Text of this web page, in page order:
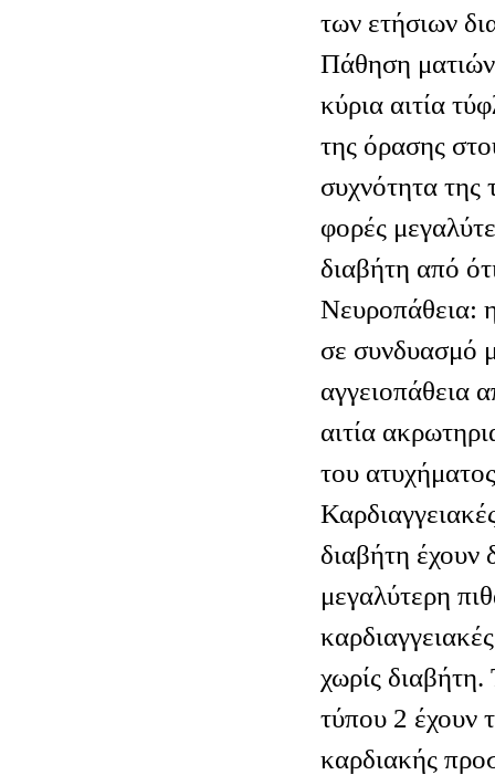
των ετήσιων
Πάθηση
κύρια αιτία
της όρασης
συχνότητα της
φορές
διαβήτη από
Νευροπάθεια:
σε συνδυασμό
αγγειοπάθεια
αιτία
του
διαβήτη έχουν
μεγαλύτερη
χωρίς
τύπου 2 έχουν
καρδιακής